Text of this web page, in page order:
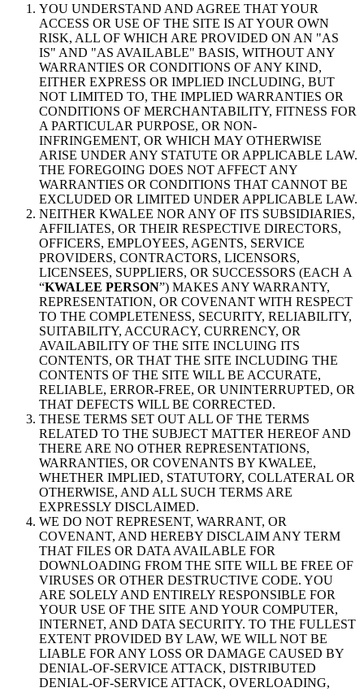
YOU UNDERSTAND AND AGREE THAT YOUR
ACCESS OR USE OF THE SITE IS AT YOUR OWN
RISK, ALL OF WHICH ARE PROVIDED ON AN "AS
IS" AND "AS AVAILABLE" BASIS, WITHOUT ANY
WARRANTIES OR CONDITIONS OF ANY KIND,
EITHER EXPRESS OR IMPLIED INCLUDING, BUT
NOT LIMITED TO, THE IMPLIED WARRANTIES OR
CONDITIONS OF MERCHANTABILITY, FITNESS FOR
A PARTICULAR PURPOSE, OR NON-
INFRINGEMENT, OR WHICH MAY OTHERWISE
ARISE UNDER ANY STATUTE OR APPLICABLE LAW.
THE FOREGOING DOES NOT AFFECT ANY
WARRANTIES OR CONDITIONS THAT CANNOT BE
EXCLUDED OR LIMITED UNDER APPLICABLE LAW.
NEITHER KWALEE NOR ANY OF ITS SUBSIDIARIES,
AFFILIATES, OR THEIR RESPECTIVE DIRECTORS,
OFFICERS, EMPLOYEES, AGENTS, SERVICE
PROVIDERS, CONTRACTORS, LICENSORS,
LICENSEES, SUPPLIERS, OR SUCCESSORS (EACH A
“KWALEE PERSON”) MAKES ANY WARRANTY,
REPRESENTATION, OR COVENANT WITH RESPECT
TO THE COMPLETENESS, SECURITY, RELIABILITY,
SUITABILITY, ACCURACY, CURRENCY, OR
AVAILABILITY OF THE SITE INCLUING ITS
CONTENTS, OR THAT THE SITE INCLUDING THE
CONTENTS OF THE SITE WILL BE ACCURATE,
RELIABLE, ERROR-FREE, OR UNINTERRUPTED, OR
THAT DEFECTS WILL BE CORRECTED.
THESE TERMS SET OUT ALL OF THE TERMS
RELATED TO THE SUBJECT MATTER HEREOF AND
THERE ARE NO OTHER REPRESENTATIONS,
WARRANTIES, OR COVENANTS BY KWALEE,
WHETHER IMPLIED, STATUTORY, COLLATERAL OR
OTHERWISE, AND ALL SUCH TERMS ARE
EXPRESSLY DISCLAIMED.
WE DO NOT REPRESENT, WARRANT, OR
COVENANT, AND HEREBY DISCLAIM ANY TERM
THAT FILES OR DATA AVAILABLE FOR
DOWNLOADING FROM THE SITE WILL BE FREE OF
VIRUSES OR OTHER DESTRUCTIVE CODE. YOU
ARE SOLELY AND ENTIRELY RESPONSIBLE FOR
YOUR USE OF THE SITE AND YOUR COMPUTER,
INTERNET, AND DATA SECURITY. TO THE FULLEST
EXTENT PROVIDED BY LAW, WE WILL NOT BE
LIABLE FOR ANY LOSS OR DAMAGE CAUSED BY
DENIAL-OF-SERVICE ATTACK, DISTRIBUTED
DENIAL-OF-SERVICE ATTACK, OVERLOADING,